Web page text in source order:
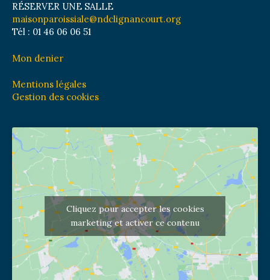
RÉSERVER UNE SALLE
maisonparoissiale@ndclignancourt.org
Tél : 01 46 06 06 51
Mon denier
Mentions légales
Gestion des cookies
Cliquez pour accepter les cookies
marketing et activer ce contenu